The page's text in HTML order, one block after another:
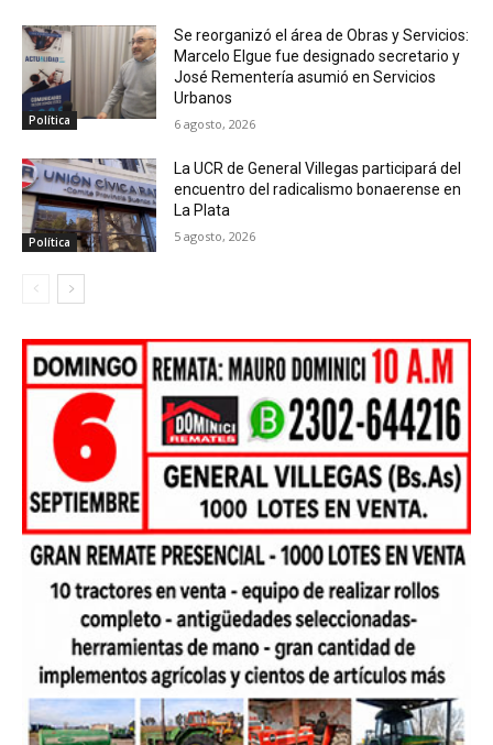
Política
Se reorganizó el área de Obras y Servicios:
Marcelo Elgue fue designado secretario y
José Rementería asumió en Servicios
Urbanos
6 agosto, 2026
Política
La UCR de General Villegas participará del
encuentro del radicalismo bonaerense en
La Plata
5 agosto, 2026